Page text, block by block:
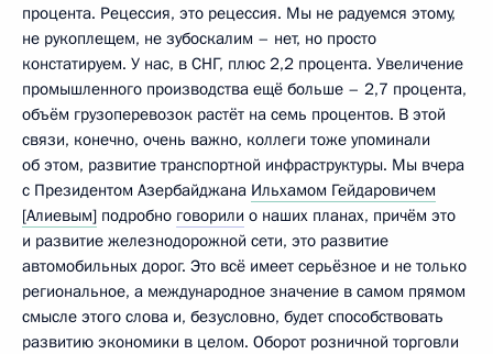
процента. Рецессия, это рецессия. Мы не радуемся этому,
не рукоплещем, не зубоскалим – нет, но просто
констатируем. У нас, в СНГ, плюс 2,2 процента. Увеличение
промышленного производства ещё больше – 2,7 процента,
объём грузоперевозок растёт на семь процентов. В этой
связи, конечно, очень важно, коллеги тоже упоминали
об этом, развитие транспортной инфраструктуры. Мы вчера
с Президентом Азербайджана Ильхамом Гейдаровичем
[Алиевым] подробно говорили о наших планах, причём это
и развитие железнодорожной сети, это развитие
автомобильных дорог. Это всё имеет серьёзное и не только
региональное, а международное значение в самом прямом
смысле этого слова и, безусловно, будет способствовать
развитию экономики в целом. Оборот розничной торговли